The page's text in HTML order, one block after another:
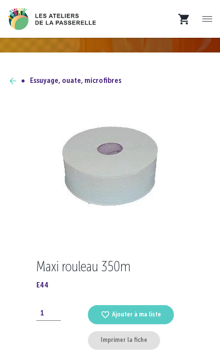
Essuyage, ouate, microfibres
Maxi rouleau 350m
E44
Ajouter à ma liste
Imprimer la fiche